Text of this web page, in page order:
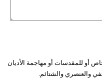
أو للمقدسات أو مهاجمة الأديان
والعنصري والشتائم.